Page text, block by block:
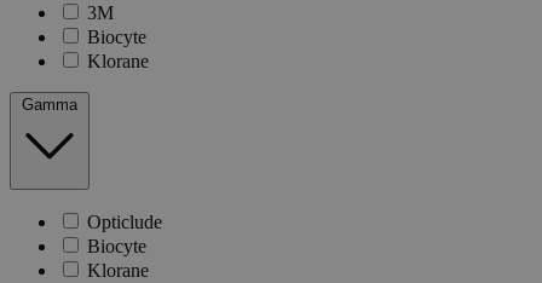
3M
Biocyte
Klorane
Gamma
Opticlude
Biocyte
Klorane